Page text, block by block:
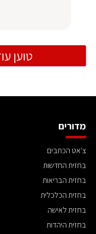
טוען
מדורים
צ'אט הכתבים
בחזית החדשות
בחזית הבריאות
בחזית הכלכלית
בחזית לאישה
בחזית היהדות